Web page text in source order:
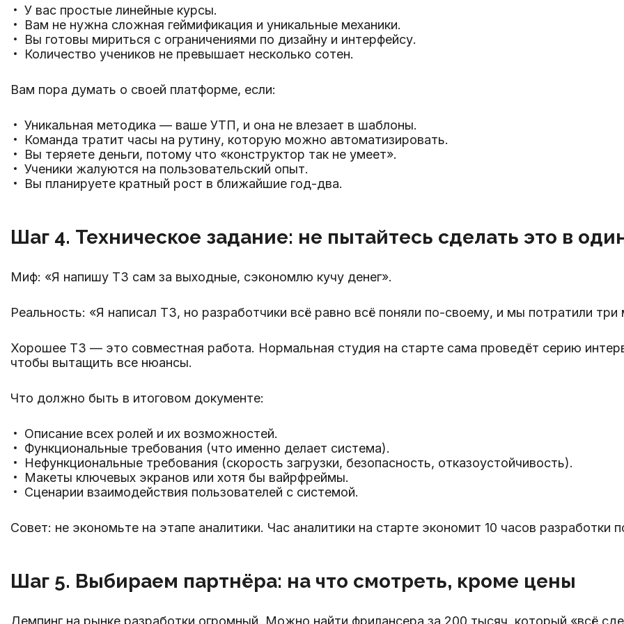
У вас простые линейные курсы.
Вам не нужна сложная геймификация и уникальные механики.
Вы готовы мириться с ограничениями по дизайну и интерфейсу.
Количество учеников не превышает несколько сотен.
Вам пора думать о своей платформе, если:
Уникальная методика — ваше УТП, и она не влезает в шаблоны.
Команда тратит часы на рутину, которую можно автоматизировать.
Вы теряете деньги, потому что «конструктор так не умеет».
Ученики жалуются на пользовательский опыт.
Вы планируете кратный рост в ближайшие год-два.
Шаг 4. Техническое задание: не пытайтесь сделать это в
Миф: «Я напишу ТЗ сам за выходные, сэкономлю кучу денег».
Реальность: «Я написал ТЗ, но разработчики всё равно всё поняли по-своему, и мы потратили три
Хорошее ТЗ — это совместная работа. Нормальная студия на старте сама проведёт серию
чтобы вытащить все нюансы.
Что должно быть в итоговом документе:
Описание всех ролей и их возможностей.
Функциональные требования (что именно делает система).
Нефункциональные требования (скорость загрузки, безопасность, отказоустойчивость).
Макеты ключевых экранов или хотя бы вайрфреймы.
Сценарии взаимодействия пользователей с системой.
Совет: не экономьте на этапе аналитики. Час аналитики на старте экономит 10 часов разработки
Шаг 5. Выбираем партнёра: на что смотреть, кроме цены